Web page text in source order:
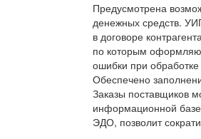
Предусмотрена
денежных средств.
в договоре
по которым
ошибки при
Обеспечено
Заказы поставщиков
информационной
ЭДО, позволит